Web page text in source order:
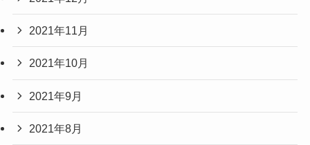
2021年11月
2021年10月
2021年9月
2021年8月